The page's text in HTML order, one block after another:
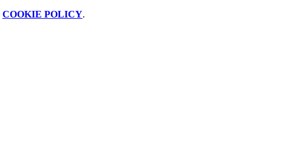
COOKIE POLICY.